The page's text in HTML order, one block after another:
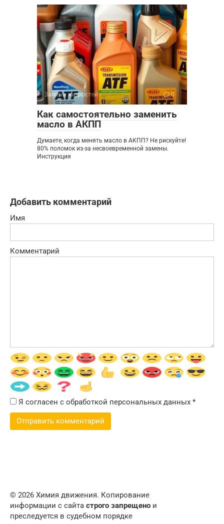
Замена жидкостей 0
Как самостоятельно заменить
масло в АКПП
Думаете, когда менять масло в АКПП? Не рискуйте!
80% поломок из-за несвоевременной замены.
Инструкция
Добавить комментарий
Имя
Комментарий
Я согласен с обработкой персональных данных *
© 2026 Химия движения. Копирование
информации с сайта строго запрещено и
преследуется в судебном порядке